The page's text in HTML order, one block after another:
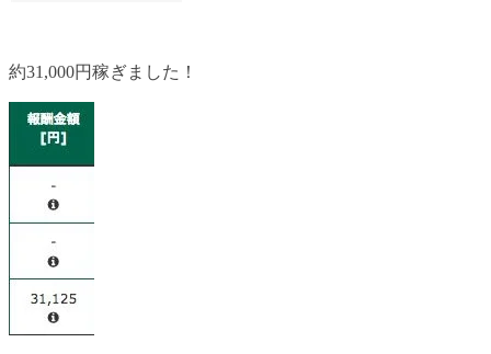
約31,000円稼ぎました！